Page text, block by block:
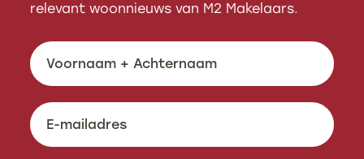
relevant woonnieuws van M2 Makelaars.